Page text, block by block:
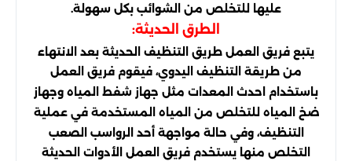
عليها للتخلص من الشوائب بكل سهولة.
الطرق الحديثة:
يتبع فريق العمل طريق التنظيف الحديثة بعد الانتهاء
من طريقة التنظيف اليدوي، فيقوم فريق العمل
باستخدام احدث المعدات مثل جهاز شفط المياه وجهاز
ضخ المياه للتخلص من المياه المستخدمة في عملية
التنظيف، وفي حالة مواجهة أحد الرواسب الصعب
التخلص منها يستخدم فريق العمل الأدوات الحديثة